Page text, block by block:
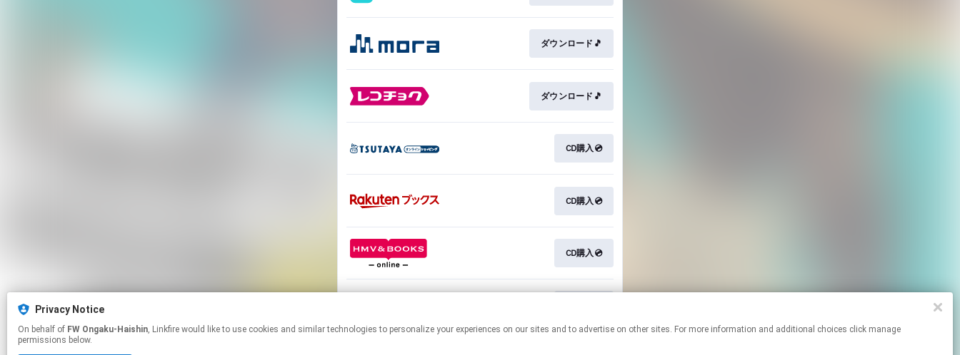
ダウンロード🎵
ダウンロード🎵
CD購入💿
CD購入💿
CD購入💿
Privacy Notice
On behalf of FW Ongaku-Haishin, Linkfire would like to use cookies and similar technologies to personalize your experiences on our sites and to advertise on other sites. For more information and additional choices click manage
permissions below.